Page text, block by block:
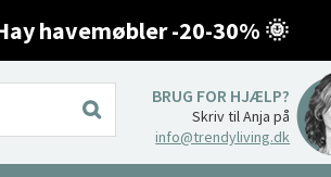
havemøbler -20-30% 🌞
BRUG FOR HJÆLP?
Skriv til Anja på
info@trendyliving.dk